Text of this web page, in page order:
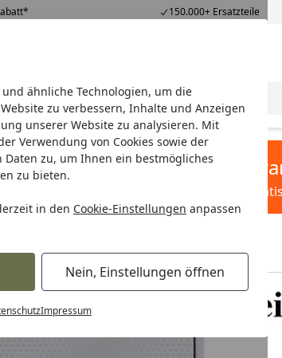
ähnliche Technologien, um die
zu verbessern, Inhalte und Anzeigen
unserer Website zu analysieren. Mit
Verwendung von Cookies sowie der
zu, um Ihnen ein bestmögliches
zu bieten.
in den Cookie-Einstellungen anpassen
Nein, Einstellungen öffnen
Impressum
150.000+ Ersatzteile
Tipps & Tricks Suche
Pools inkl. gratis
im Sorglos-Paket: Filter&Pflege
Performance KIT Stahl